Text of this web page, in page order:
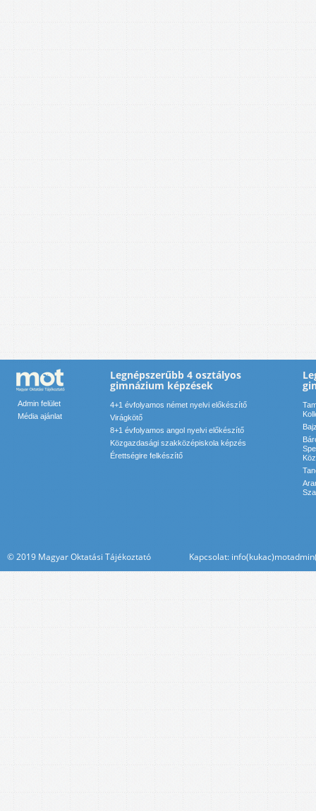
Admin felület
Média ajánlat
Legnépszerűbb 4 osztályos
gimnázium képzések
4+1 évfolyamos német nyelvi előkészítő
Virágkötő
8+1 évfolyamos angol nyelvi előkészítő
Közgazdasági szakközépiskola képzés
Érettségire felkészítő
© 2019 Magyar Oktatási Tájékoztató Kapcsolat: